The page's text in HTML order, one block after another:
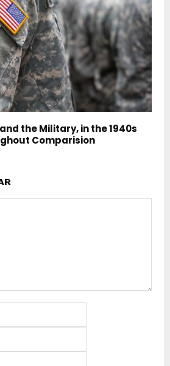
the Military, in the 1940s
Comparision